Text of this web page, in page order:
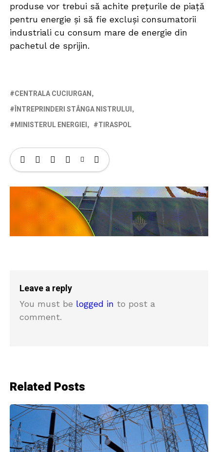
produse vor trebui să achite prețurile de piață
pentru energie și să fie excluși consumatorii
industriali cu consum mare de energie din
pachetul de sprijin.
CENTRALA CUCIURGAN
ÎNTREPRINDERI STÂNGA NISTRULUI
MINISTERUL ENERGIEI
TIRASPOL
Leave a reply
You must be logged in to post a
comment.
Related Posts